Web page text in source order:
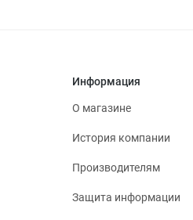
Информация
О магазине
История компании
Производителям
Защита информации